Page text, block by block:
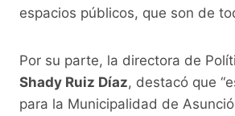
espacios públicos, que son de
Por su parte, la directora de
Shady Ruiz Díaz, destacó que
para la Municipalidad de